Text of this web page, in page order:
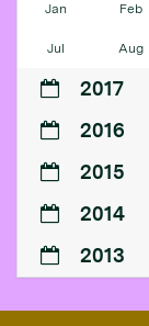
Jan Feb
Jul Aug
2017
2016
2015
2014
2013